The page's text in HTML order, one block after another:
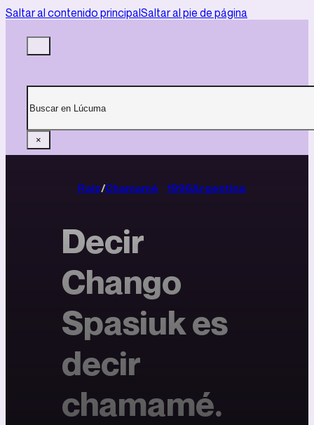
Saltar al contenido principalSaltar al pie de página
×
Raíz/Chamamé 1996Argentina
Decir
Chango
Spasiuk es
decir
chamamé.